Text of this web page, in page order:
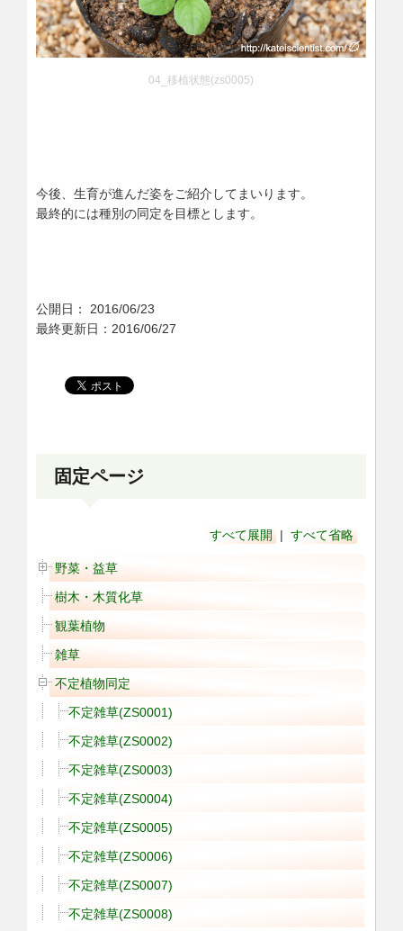
04_移植状態(zs0005)
今後、生育が進んだ姿をご紹介してまいります。
最終的には種別の同定を目標とします。
公開日： 2016/06/23
最終更新日：2016/06/27
固定ページ
すべて展開 | すべて省略
野菜・益草
樹木・木質化草
観葉植物
雑草
不定植物同定
不定雑草(ZS0001)
不定雑草(ZS0002)
不定雑草(ZS0003)
不定雑草(ZS0004)
不定雑草(ZS0005)
不定雑草(ZS0006)
不定雑草(ZS0007)
不定雑草(ZS0008)